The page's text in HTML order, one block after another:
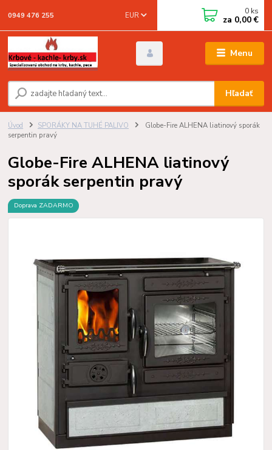
Menu
EUR
Hľadať
0949 476 255 0 ks
za 0,00 €
Úvod SPORÁKY NA TUHÉ PALIVO
Globe-Fire ALHENA liatinový sporák
serpentin pravý
Globe-Fire ALHENA liatinový
sporák serpentin pravý
Doprava ZADARMO